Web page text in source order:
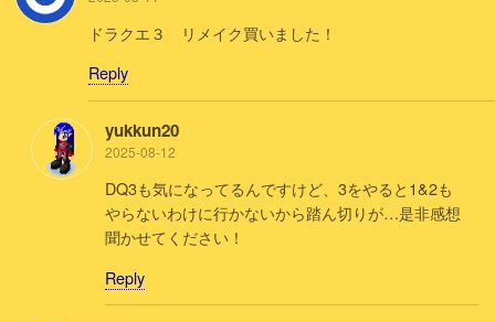
ドラクエ３ リメイク買いました！
Reply
yukkun20
2025-08-12
DQ3も気になってるんですけど、3をやると1&2も
やらないわけに行かないから踏ん切りが…是非感想
聞かせてください！
Reply